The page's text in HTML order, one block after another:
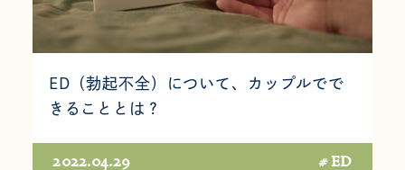
ED（勃起不全）について、カップルでで
きることとは？
2022.04.29 # ED